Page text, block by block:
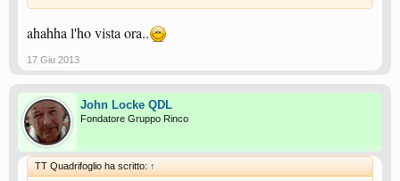
ahahha l'ho vista ora..
17 Giu 2013
John Locke QDL
Fondatore Gruppo Rinco
TT Quadrifoglio ha scritto: ↑